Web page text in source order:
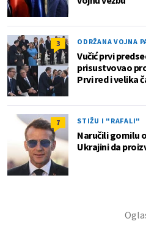
3 ODRŽANA VOJNA
Vučić prvi
prisustvovao
Prvi red i velika
7 STIŽU I "RAFALI"
Naručili gomilu
Ukrajini da